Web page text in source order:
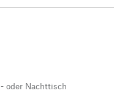
oder Nachttisch